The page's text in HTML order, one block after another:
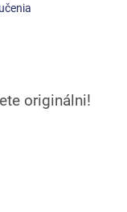
originálni!